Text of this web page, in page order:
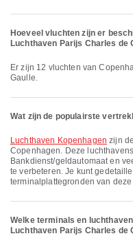
Hoeveel vluchten zijn er
Luchthaven Parijs Charles de
Er zijn 12 vluchten van Copenhagen naar Luchthaven Parijs Charles de
Gaulle.
Wat zijn de populairste
Luchthaven Kopenhagen zijn
Copenhagen. Deze
Bankdienst/geldautomaat en
te verbeteren. Je kunt
terminalplattegronden van
Welke terminals en
Luchthaven Parijs Charles de